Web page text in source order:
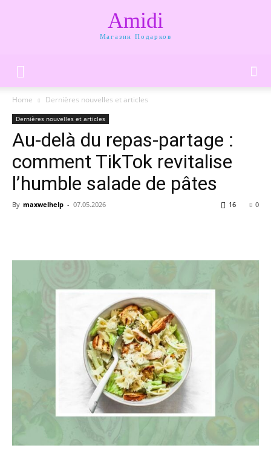
Amidi
Магазин Подарков
Home Dernières nouvelles et articles
Dernières nouvelles et articles
Au-delà du repas-partage :
comment TikTok revitalise
l’humble salade de pâtes
By maxwelhelp - 07.05.2026 0
16